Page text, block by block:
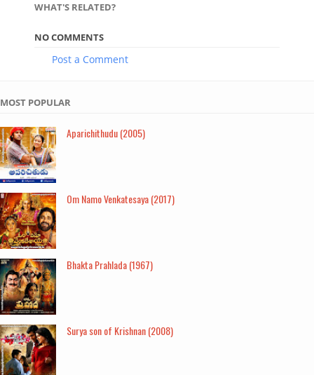
WHAT'S RELATED?
NO COMMENTS
Post a Comment
MOST POPULAR
Aparichithudu (2005)
Om Namo Venkatesaya (2017)
Bhakta Prahlada (1967)
Surya son of Krishnan (2008)